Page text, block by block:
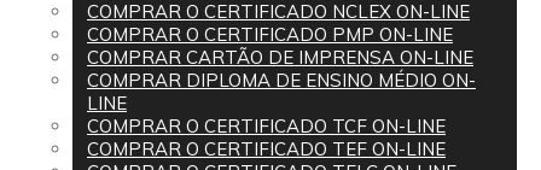
COMPRAR O CERTIFICADO NCLEX ON-LINE
COMPRAR O CERTIFICADO PMP ON-LINE
COMPRAR CARTÃO DE IMPRENSA ON-LINE
COMPRAR DIPLOMA DE ENSINO MÉDIO ON-
LINE
COMPRAR O CERTIFICADO TCF ON-LINE
COMPRAR O CERTIFICADO TEF ON-LINE